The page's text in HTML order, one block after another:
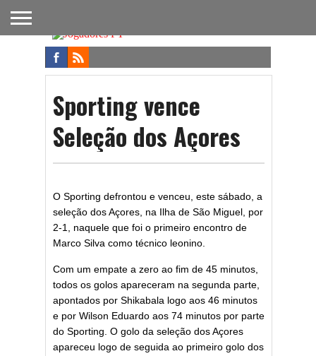
FUTEBOL
NACIONAL
FUTEBOL
INTERNACIONAL
NOTÍCIAS
ONDE
ASSISTIR
FUTEBOL
NA TV
APOSTAS
Sporting vence
Seleção dos Açores
O Sporting defrontou e venceu, este sábado, a
seleção dos Açores, na Ilha de São Miguel, por
2-1, naquele que foi o primeiro encontro de
Marco Silva como técnico leonino.
Com um empate a zero ao fim de 45 minutos,
todos os golos apareceram na segunda parte,
apontados por Shikabala logo aos 46 minutos
e por Wilson Eduardo aos 74 minutos por parte
do Sporting. O golo da seleção dos Açores
apareceu logo de seguida ao primeiro golo dos